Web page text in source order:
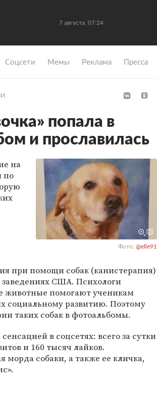
7 августа, 07:24
Coцсети Мемы Реклама Пресса
попала в
и прославилась
Фото: @elle91
на
по
при помощи собак (канистерапия)
заведениях США. Психологи
животные помогают ученикам
социальному развитию. Поэтому
таких собак в фотоальбомы.
в соцсетях: всего за сутки
и 160 тысяч лайков.
морда собаки, а также ее кличка,